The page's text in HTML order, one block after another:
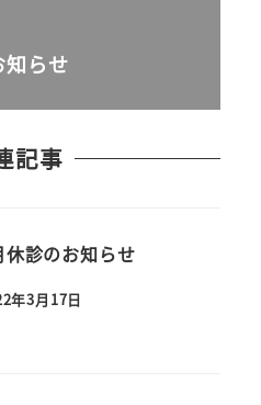
知らせ
記事
休診のお知らせ
年3月17日